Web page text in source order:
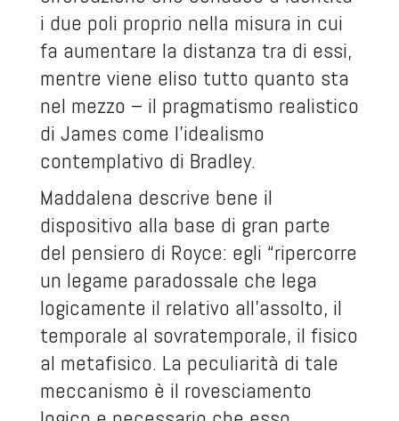
i due poli proprio nella misura in cui
fa aumentare la distanza tra di essi,
mentre viene eliso tutto quanto sta
nel mezzo – il pragmatismo realistico
di James come l’idealismo
contemplativo di Bradley.
Maddalena descrive bene il
dispositivo alla base di gran parte
del pensiero di Royce: egli “ripercorre
un legame paradossale che lega
logicamente il relativo all’assolto, il
temporale al sovratemporale, il fisico
al metafisico. La peculiarità di tale
meccanismo è il rovesciamento